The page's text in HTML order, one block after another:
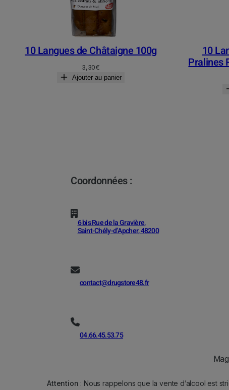
10 Langues de Châtaigne 100g
3,30€
Ajouter au panier
10
Pralines
Coordonnées :
6 bis Rue de la Gravière,
Saint-Chély-d’Apcher, 48200
contact@drugstore48.fr
04.66.45.53.75
Attention : Nous rappelons que la vente d’alcool est